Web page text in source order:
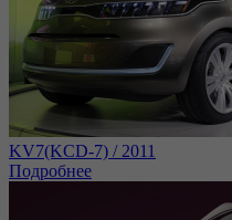
KV7(KCD-7) / 2011
Подробнее